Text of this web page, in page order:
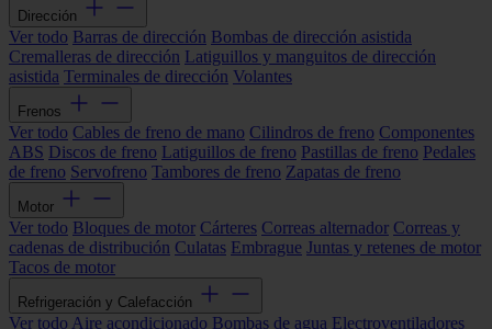
Dirección
Ver todo Barras de dirección Bombas de dirección asistida
Cremalleras de dirección Latiguillos y manguitos de dirección
asistida Terminales de dirección Volantes
Frenos
Ver todo Cables de freno de mano Cilindros de freno Componentes
ABS Discos de freno Latiguillos de freno Pastillas de freno Pedales
de freno Servofreno Tambores de freno Zapatas de freno
Motor
Ver todo Bloques de motor Cárteres Correas alternador Correas y
cadenas de distribución Culatas Embrague Juntas y retenes de motor
Tacos de motor
Refrigeración y Calefacción
Ver todo Aire acondicionado Bombas de agua Electroventiladores